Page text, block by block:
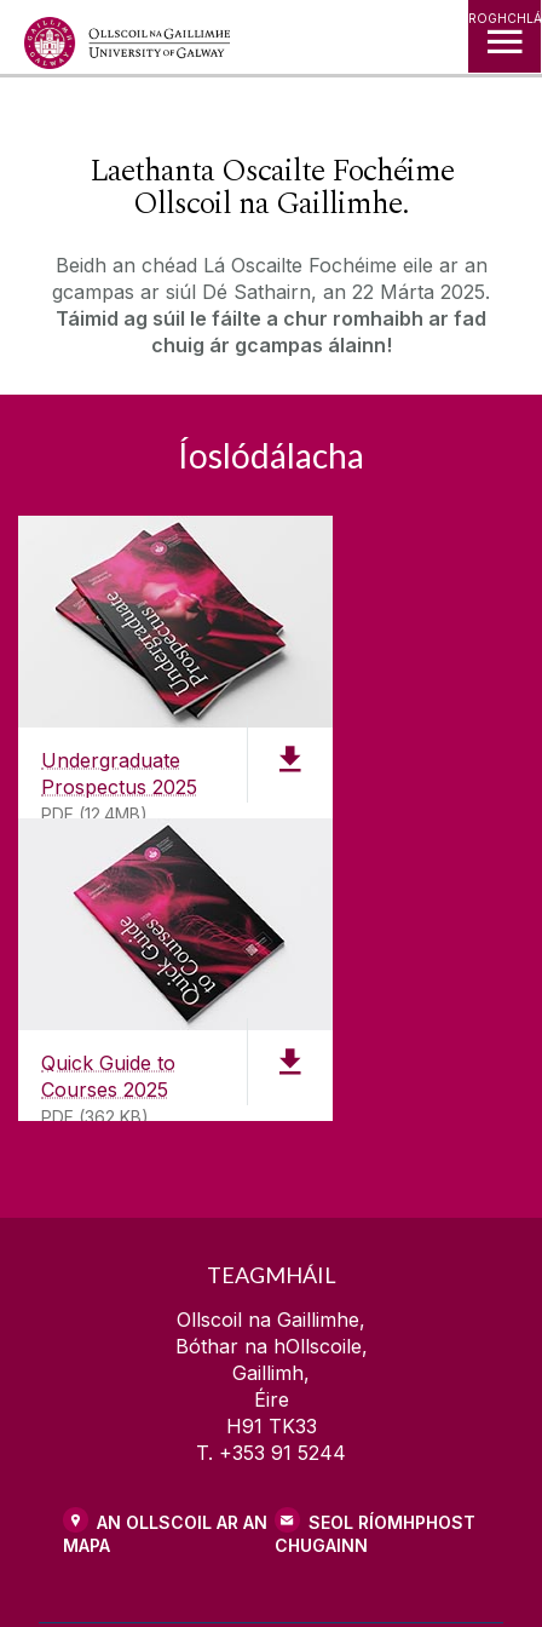
Léim go Ábhar
Laethanta Oscailte Fochéime
Ollscoil na Gaillimhe.
Beidh an chéad Lá Oscailte Fochéime eile ar an
gcampas ar siúl Dé Sathairn, an 22 Márta 2025.
Táimid ag súil le fáilte a chur romhaibh ar fad
chuig ár gcampas álainn!
Íoslódálacha
Undergraduate
Prospectus 2025
PDF (12.4MB)
Quick Guide to
Courses 2025
PDF (362 KB)
EOLAS FAOI OLLSCOIL NA GAILLIMHE
Bunaíodh i 1845 muid, agus tá mic léinn á
spreagadh againn le
idirnáisiúnta bainte amach ag Ollscoil na hÉireann,
Gaillimh mar ollscoil atá á treorú ag an taighde
agus rún daingean aici teagasc den chéad scoth a
chur ar fáil.
TEAGMHÁIL
Ollscoil na Gaillimhe,
Bóthar na hOllscoile,
Gaillimh,
Éire
H91 TK33
T. +353 91 5244
AN OLLSCOIL AR AN
MAPA
SEOL RÍOMHPHOST
CHUGAINN